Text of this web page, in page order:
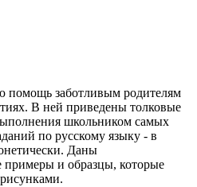
помощь заботливым родителям
В ней приведены толковые
школьником самых
по русскому языку - в
Даны
и образцы, которые